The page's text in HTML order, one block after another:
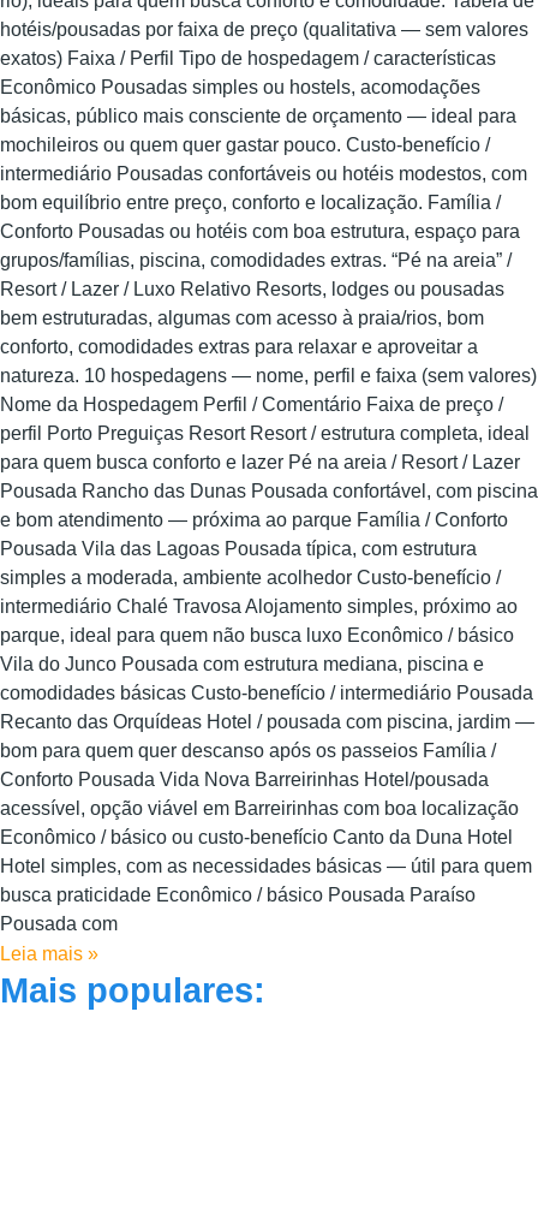
hotéis/pousadas por faixa de preço (qualitativa — sem valores
exatos) Faixa / Perfil Tipo de hospedagem / características
Econômico Pousadas simples ou hostels, acomodações
básicas, público mais consciente de orçamento — ideal para
mochileiros ou quem quer gastar pouco. Custo-benefício /
intermediário Pousadas confortáveis ou hotéis modestos, com
bom equilíbrio entre preço, conforto e localização. Família /
Conforto Pousadas ou hotéis com boa estrutura, espaço para
grupos/famílias, piscina, comodidades extras. “Pé na areia” /
Resort / Lazer / Luxo Relativo Resorts, lodges ou pousadas
bem estruturadas, algumas com acesso à praia/rios, bom
conforto, comodidades extras para relaxar e aproveitar a
natureza. 10 hospedagens — nome, perfil e faixa (sem valores)
Nome da Hospedagem Perfil / Comentário Faixa de preço /
perfil Porto Preguiças Resort Resort / estrutura completa, ideal
para quem busca conforto e lazer Pé na areia / Resort / Lazer
Pousada Rancho das Dunas Pousada confortável, com piscina
e bom atendimento — próxima ao parque Família / Conforto
Pousada Vila das Lagoas Pousada típica, com estrutura
simples a moderada, ambiente acolhedor Custo-benefício /
intermediário Chalé Travosa Alojamento simples, próximo ao
parque, ideal para quem não busca luxo Econômico / básico
Vila do Junco Pousada com estrutura mediana, piscina e
comodidades básicas Custo-benefício / intermediário Pousada
Recanto das Orquídeas Hotel / pousada com piscina, jardim —
bom para quem quer descanso após os passeios Família /
Conforto Pousada Vida Nova Barreirinhas Hotel/pousada
acessível, opção viável em Barreirinhas com boa localização
Econômico / básico ou custo-benefício Canto da Duna Hotel
Hotel simples, com as necessidades básicas — útil para quem
busca praticidade Econômico / básico Pousada Paraíso
Pousada com
Leia mais »
Mais populares: